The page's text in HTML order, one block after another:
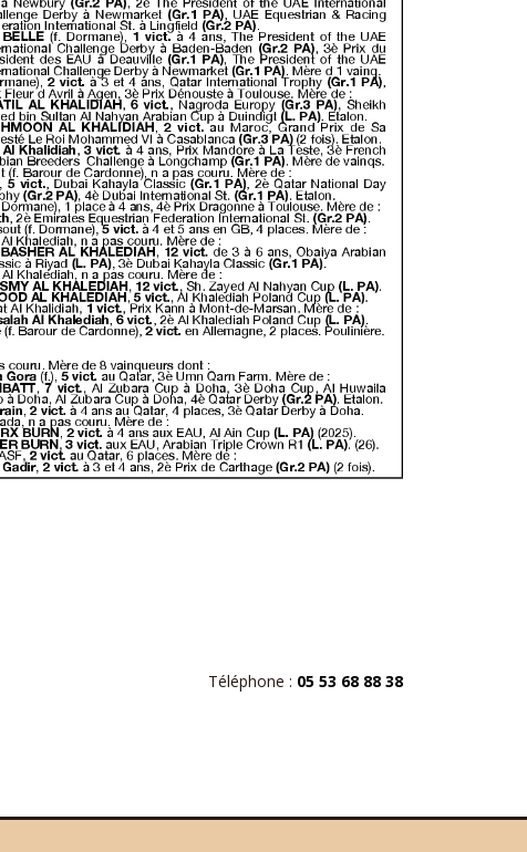
Téléphone : 05 53 68 88 38